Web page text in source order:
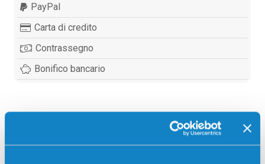
PayPal
Carta di credito
Contrassegno
Bonifico bancario